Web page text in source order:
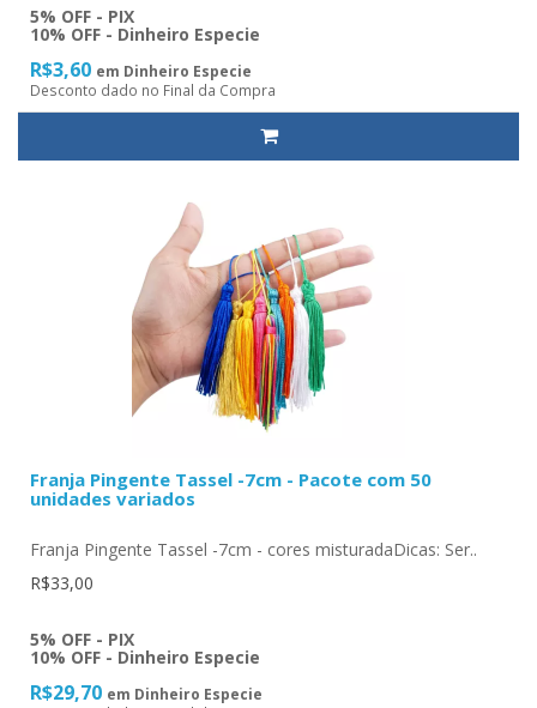
5% OFF - PIX
10% OFF - Dinheiro Especie
R$3,60 em Dinheiro Especie
Desconto dado no Final da Compra
Franja Pingente Tassel -7cm - Pacote com 50
unidades variados
Franja Pingente Tassel -7cm - cores misturadaDicas: Ser..
R$33,00
5% OFF - PIX
10% OFF - Dinheiro Especie
R$29,70 em Dinheiro Especie